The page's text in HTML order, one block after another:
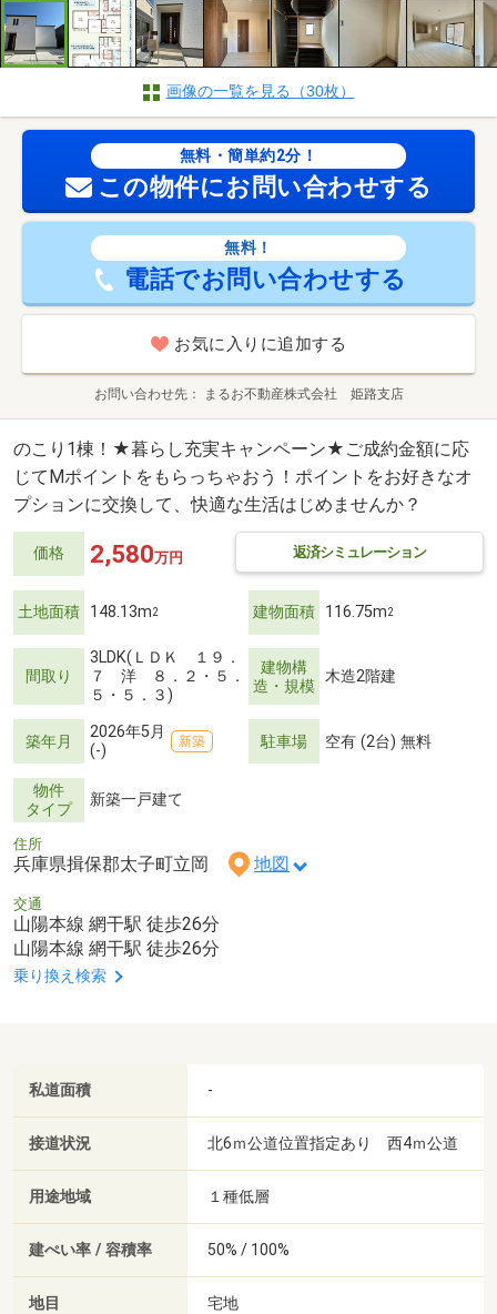
画像の一覧を見る（30枚）
無料・簡単約2分！
この物件にお問い合わせする
無料！
電話でお問い合わせする
お気に入りに追加する
お問い合わせ先 まるお不動産株式会社 姫路支店
のこり1棟！★暮らし充実キャンペーン★ご成約金額に応
じてMポイントをもらっちゃおう！ポイントをお好きなオ
プションに交換して、快適な生活はじめませんか？
価格 返済シミュレーション
2,580万円
土地面積 148.13m2 建物面積 116.75m2
間取り
3LDK(ＬＤＫ １９．
７ 洋 ８．２・５．
５・５．３)
建物構
造・規模 木造2階建
築年月
2026年5月
(-)
新築 駐車場 空有 (2台) 無料
物件
タイプ
新築一戸建て
住所
兵庫県揖保郡太子町立岡 地図
交通
山陽本線 網干駅 徒歩26分
山陽本線 網干駅 徒歩26分
乗り換え検索
私道面積 -
接道状況 北6ｍ公道位置指定あり 西4ｍ公道
用途地域 １種低層
建ぺい率 / 容積率 50% / 100%
地目 宅地